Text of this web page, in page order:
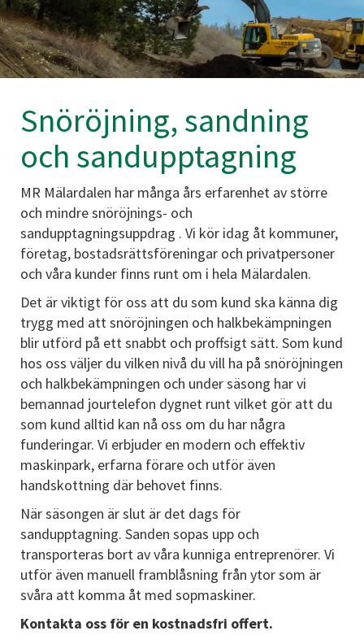
Snöröjning, sandning
och sandupptagning
MR Mälardalen har många års erfarenhet av större
och mindre snöröjnings- och
sandupptagningsuppdrag . Vi kör idag åt kommuner,
företag, bostadsrättsföreningar och privatpersoner
och våra kunder finns runt om i hela Mälardalen.
Det är viktigt för oss att du som kund ska känna dig
trygg med att snöröjningen och halkbekämpningen
blir utförd på ett snabbt och proffsigt sätt. Som kund
hos oss väljer du vilken nivå du vill ha på snöröjningen
och halkbekämpningen och under säsong har vi
bemannad jourtelefon dygnet runt vilket gör att du
som kund alltid kan nå oss om du har några
funderingar. Vi erbjuder en modern och effektiv
maskinpark, erfarna förare och utför även
handskottning där behovet finns.
När säsongen är slut är det dags för
sandupptagning. Sanden sopas upp och
transporteras bort av våra kunniga entreprenörer. Vi
utför även manuell framblåsning från ytor som är
svåra att komma åt med sopmaskiner.
Kontakta oss för en kostnadsfri offert.